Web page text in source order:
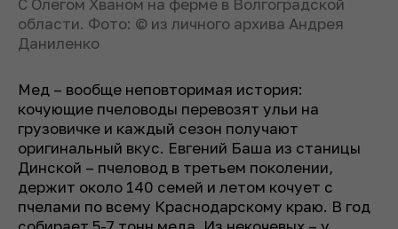
С Олегом Хваном на ферме в Волгоградской
области. Фото: © из личного архива Андрея
Даниленко
Мед – вообще неповторимая история:
кочующие пчеловоды перевозят ульи на
грузовичке и каждый сезон получают
оригинальный вкус. Евгений Баша из станицы
Динской – пчеловод в третьем поколении,
держит около 140 семей и летом кочует с
пчелами по всему Краснодарскому краю. В год